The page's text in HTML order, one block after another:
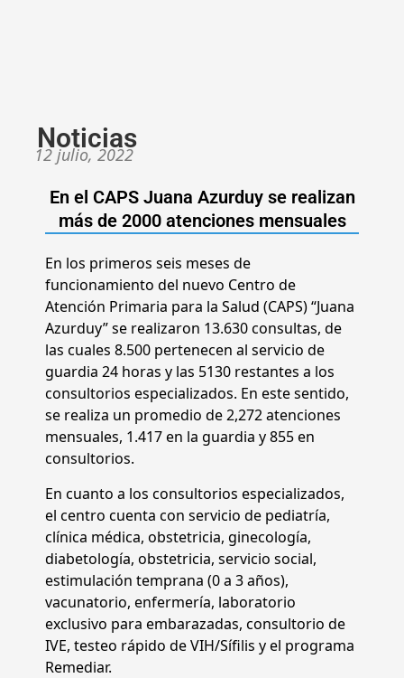
Noticias
12 julio, 2022
En el CAPS Juana Azurduy se realizan
más de 2000 atenciones mensuales
En los primeros seis meses de
funcionamiento del nuevo Centro de
Atención Primaria para la Salud (CAPS) “Juana
Azurduy” se realizaron 13.630 consultas, de
las cuales 8.500 pertenecen al servicio de
guardia 24 horas y las 5130 restantes a los
consultorios especializados. En este sentido,
se realiza un promedio de 2,272 atenciones
mensuales, 1.417 en la guardia y 855 en
consultorios.
En cuanto a los consultorios especializados,
el centro cuenta con servicio de pediatría,
clínica médica, obstetricia, ginecología,
diabetología, obstetricia, servicio social,
estimulación temprana (0 a 3 años),
vacunatorio, enfermería, laboratorio
exclusivo para embarazadas, consultorio de
IVE, testeo rápido de VIH/Sífilis y el programa
Remediar.